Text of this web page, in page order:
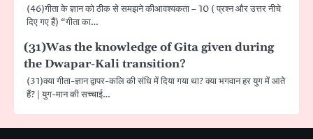
(46)गीता के ज्ञान को ठीक से समझने कीआवश्यकता – 10 ( प्रश्न और उत्तर नीचे
दिए गए हैं) “गीता का…
(31)Was the knowledge of Gita given during
the Dwapar-Kali transition?
(31)क्या गीता-ज्ञान द्वापर-कलि की संधि में दिया गया था? क्या भगवान हर युग में आते
हैं? | युग-मान की सच्चाई…